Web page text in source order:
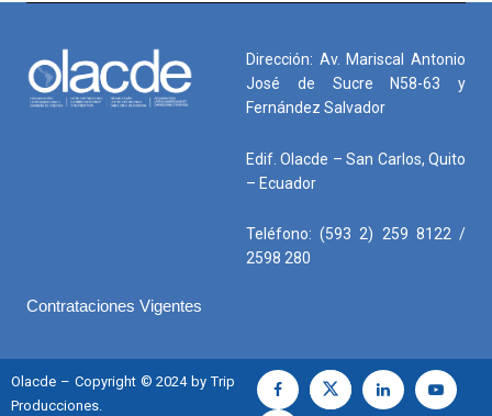
Dirección: Av. Mariscal Antonio
José de Sucre N58-63 y
Fernández Salvador
Edif. Olacde – San Carlos, Quito
– Ecuador
Teléfono: (593 2) 259 8122 /
2598 280
Contrataciones Vigentes
Olacde – Copyright © 2024 by Trip
Producciones.